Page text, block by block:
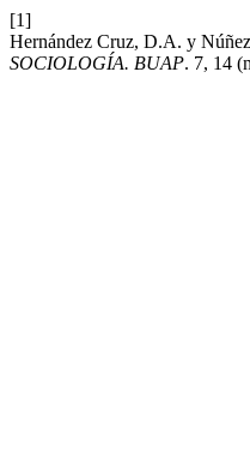
[1]
Hernández Cruz, D.A. y
SOCIOLOGÍA. BUAP. 7, 14